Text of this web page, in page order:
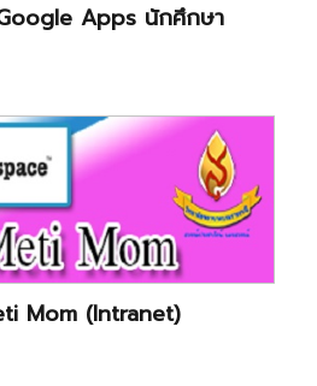
Apps นักศึกษา
Mom (Intranet)